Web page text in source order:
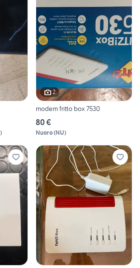
)
2
modem fritto box 7530
80 €
Nuoro(NU)